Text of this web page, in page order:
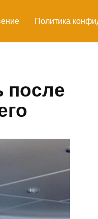
Политика
после